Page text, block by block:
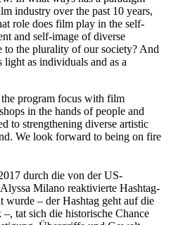
industry over the past 10 years,
role does film play in the self-
and self-image of diverse
to the plurality of our society? And
as individuals and as a
program focus with film
in the hands of people and
to strengthening diverse artistic
We look forward to being on fire
durch die von der US-
Milano reaktivierte Hashtag-
– der Hashtag geht auf die
tat sich die historische Chance